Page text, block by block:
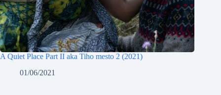
A Quiet Place Part II aka Tiho mesto 2 (2021)
01/06/2021